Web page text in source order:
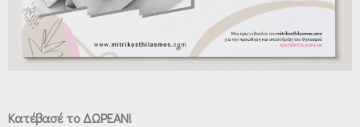
Κατέβασέ το ΔΩΡΕΑΝ!